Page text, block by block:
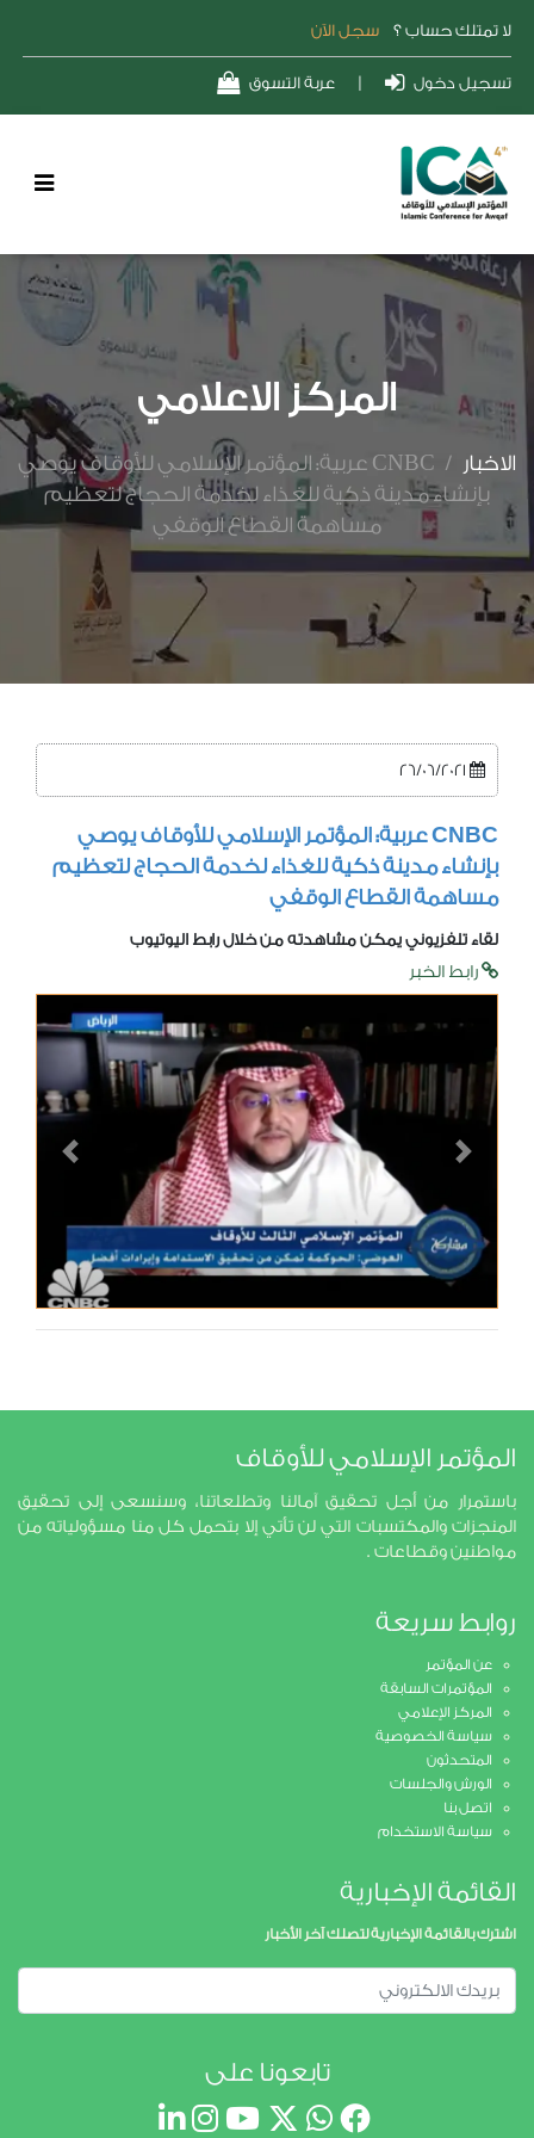
لا تمتلك حساب ؟ سجل الآن
تسجيل دخول عربة التسوق
المركز الاعلامي
الاخبار /
CNBC عربية: المؤتمر الإسلامي للأوقاف يوصي
بإنشاء مدينة ذكية للغذاء لخدمة الحجاج لتعظيم
مساهمة القطاع الوقفي
CNBC عربية: المؤتمر الإسلامي للأوقاف يوصي
بإنشاء مدينة ذكية للغذاء لخدمة الحجاج لتعظيم
مساهمة القطاع الوقفي
لقاء تلفزيوني يمكن مشاهدته من خلال رابط اليوتيوب
رابط الخبر
Previous Next
المؤتمر الإسلامي للأوقاف
باستمرار من أجل تحقيق آمالنا وتطلعاتنا، وسنسعى إلى تحقيق
المنجزات والمكتسبات التي لن تأتي إلا بتحمل كل منا مسؤولياته من
مواطنين وقطاعات .
روابط سريعة
عن المؤتمر
المؤتمرات السابقة
المركز الإعلامي
سياسة الخصوصية
المتحدثون
الورش والجلسات
اتصل بنا
سياسة الاستخدام
القائمة الإخبارية
اشترك بالقائمة الإخبارية لتصلك آخر الأخبار
تابعونا على